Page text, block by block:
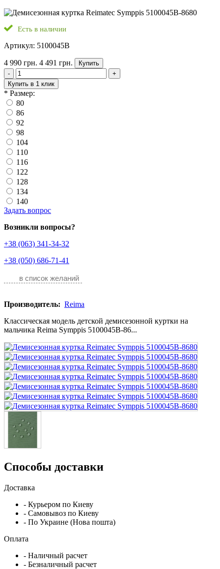
Есть в наличии
Артикул: 5100045B
4 990 грн. 4 491 грн.
Купить
-
+
Купить в 1 клик
* Размер:
80
86
92
98
104
110
116
122
128
134
140
Задать вопрос
Возникли вопросы?
+38 (063) 341-34-32
+38 (050) 686-71-41
в список желаний
Производитель: Reima
Классическая модель детской демисезонной куртки на
мальчика Reima Symppis 5100045B-86...
Способы доставки
Доставка
- Курьером по Киеву
- Самовывоз по Киеву
- По Украине (Нова пошта)
Оплата
- Наличный расчет
- Безналичный расчет